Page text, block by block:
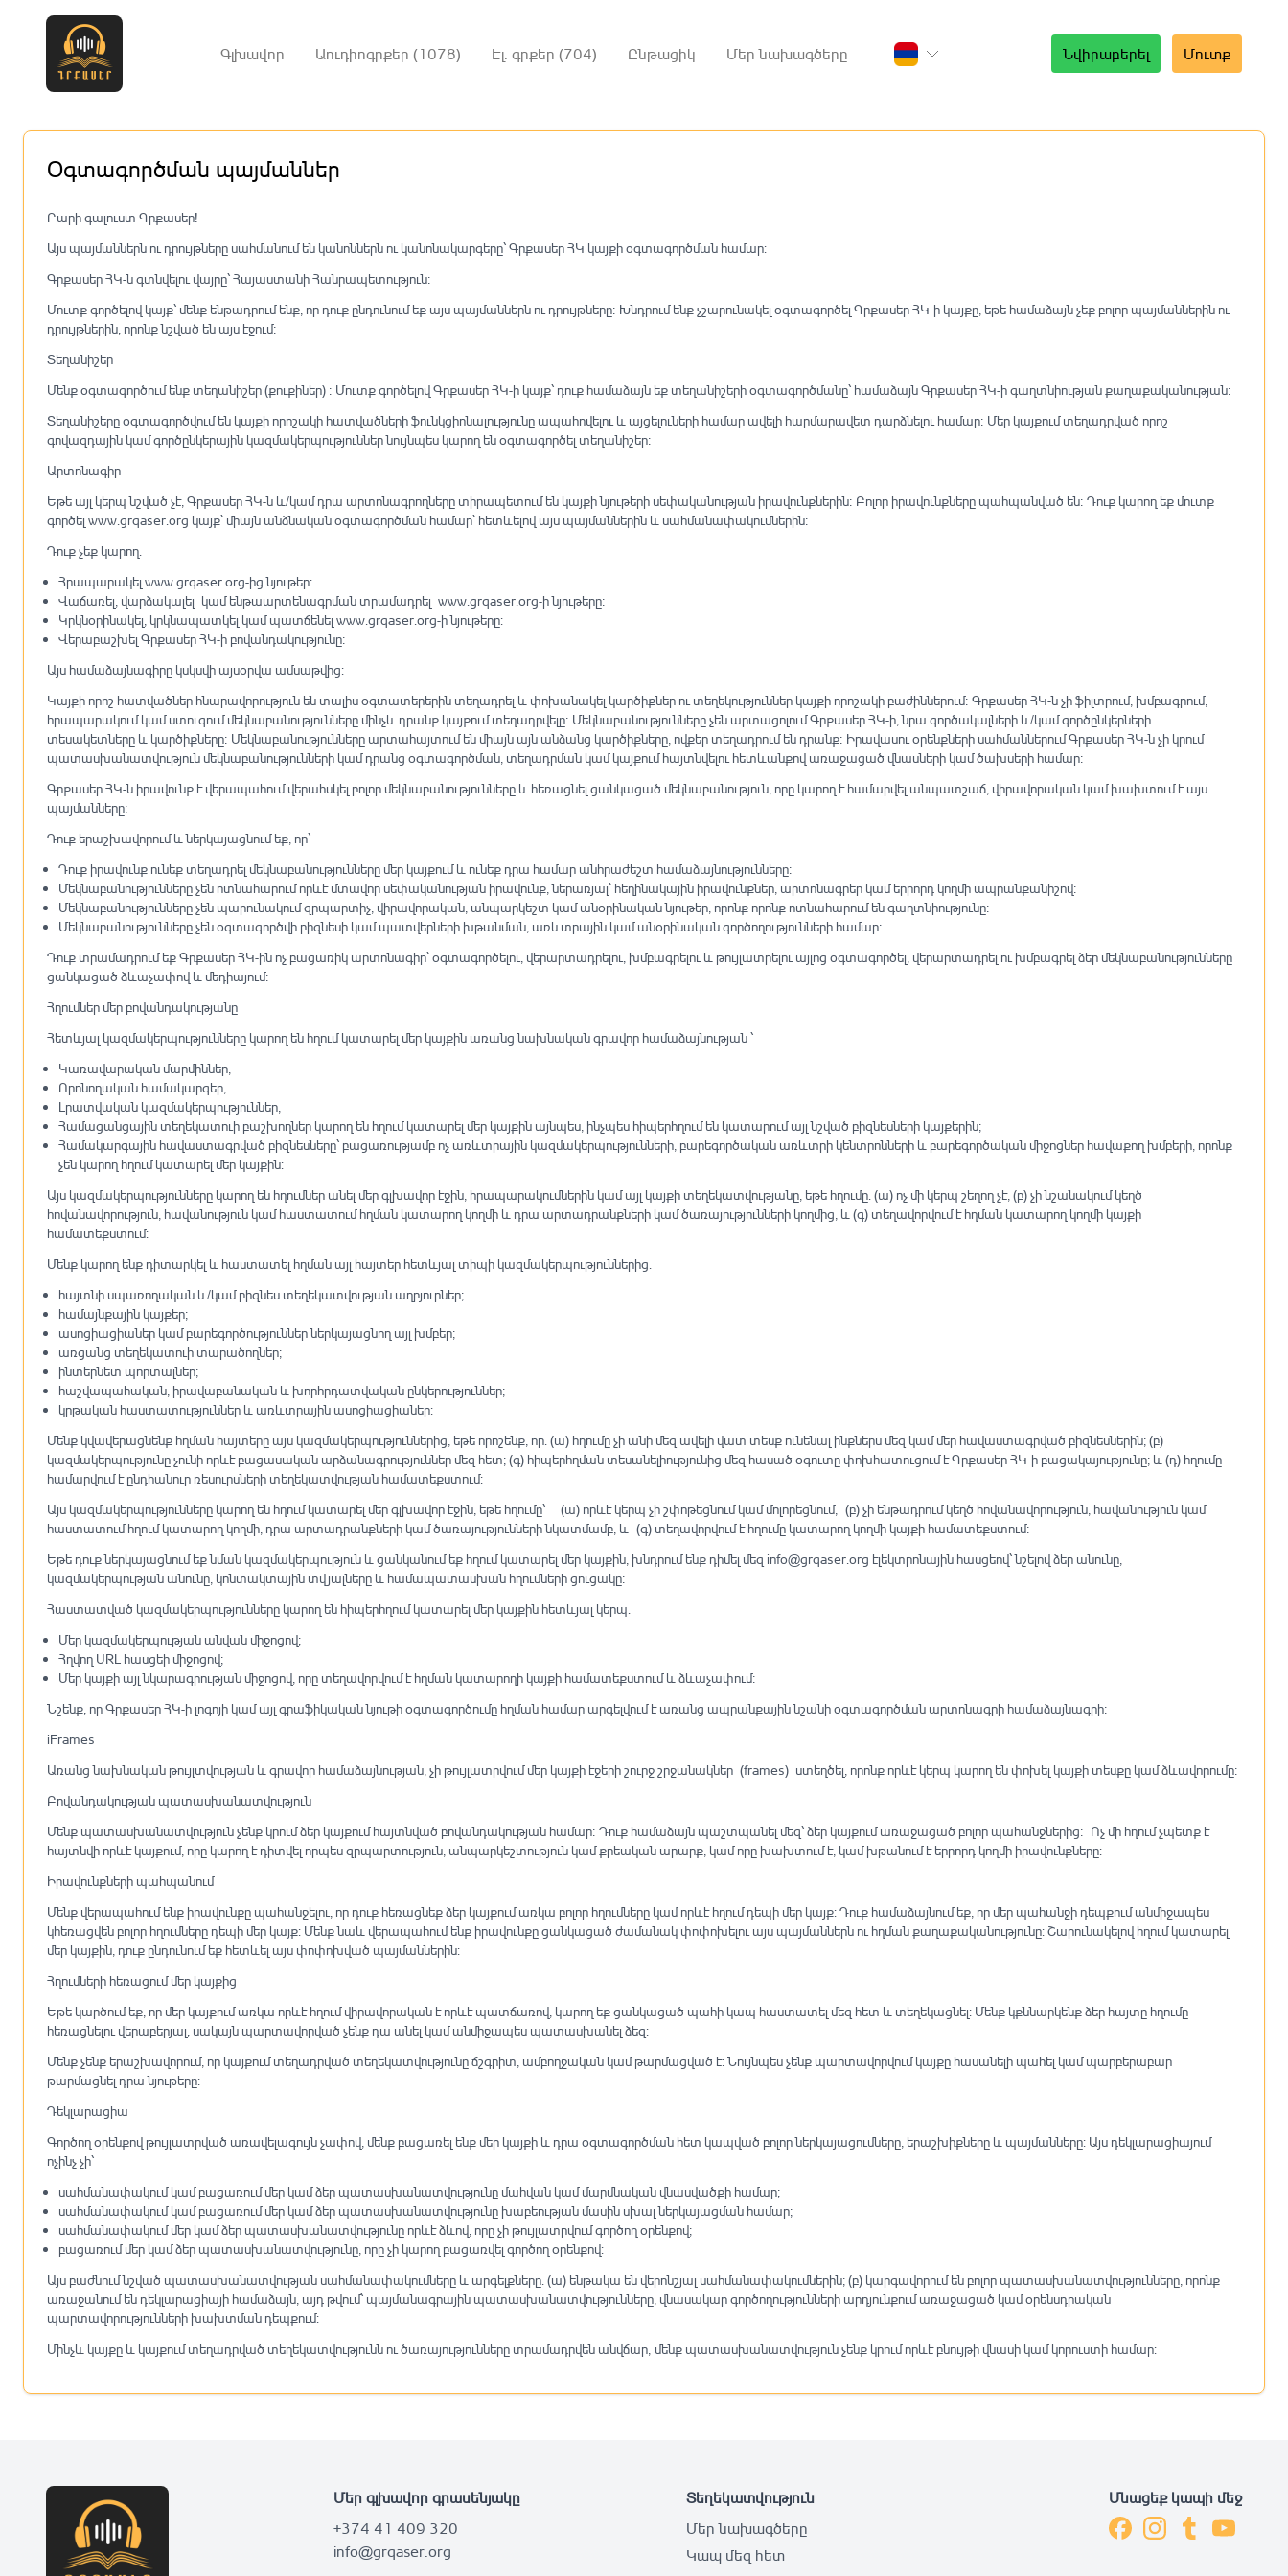
Նվիրաբերել Մուտք
Գլխավոր Աուդիոգրքեր (1078) Էլ. գրքեր (704) Ընթացիկ Մեր նախագծերը
Օգտագործման պայմաններ
Բարի գալուստ Գրքասեր!
Այս պայմաններն ու դրույթները սահմանում են կանոններն ու կանոնակարգերը՝ Գրքասեր ՀԿ կայքի օգտագործման համար:
Գրքասեր ՀԿ-ն գտնվելու վայրը՝ Հայաստանի Հանրապետություն։
Մուտք գործելով կայք՝ մենք ենթադրում ենք, որ դուք ընդունում եք այս պայմաններն ու դրույթները։ Խնդրում ենք չշարունակել օգտագործել Գրքասեր ՀԿ-ի կայքը, եթե համաձայն չեք բոլոր պայմաններին ու
դրույթներին, որոնք նշված են այս էջում։
Տեղանիշեր
Մենք օգտագործում ենք տեղանիշեր (քուքիներ) ։ Մուտք գործելով Գրքասեր ՀԿ-ի կայք՝ դուք համաձայն եք տեղանիշերի օգտագործմանը՝ համաձայն Գրքասեր ՀԿ-ի գաղտնիության քաղաքականության։
Տեղանիշերը օգտագործվում են կայքի որոշակի հատվածների ֆունկցիոնալությունը ապահովելու և այցելուների համար ավելի հարմարավետ դարձնելու համար։ Մեր կայքում տեղադրված որոշ
գովազդային կամ գործընկերային կազմակերպություններ նույնպես կարող են օգտագործել տեղանիշեր։
Արտոնագիր
Եթե այլ կերպ նշված չէ, Գրքասեր ՀԿ-ն և/կամ դրա արտոնագրողները տիրապետում են կայքի նյութերի սեփականության իրավունքներին։ Բոլոր իրավունքները պահպանված են։ Դուք կարող եք մուտք
գործել www.grqaser.org կայք՝ միայն անձնական օգտագործման համար՝ հետևելով այս պայմաններին և սահմանափակումներին։
Դուք չեք կարող.
Հրապարակել www.grqaser.org-ից նյութեր:
Վաճառել, վարձակալել կամ ենթաարտենագրման տրամադրել www.grqaser.org-ի նյութերը։
Կրկնօրինակել, կրկնապատկել կամ պատճենել www.grqaser.org-ի նյութերը:
Վերաբաշխել Գրքասեր ՀԿ-ի բովանդակությունը։
Այս համաձայնագիրը կսկսվի այսօրվա ամսաթվից:
Կայքի որոշ հատվածներ հնարավորություն են տալիս օգտատերերին տեղադրել և փոխանակել կարծիքներ ու տեղեկություններ կայքի որոշակի բաժիններում։ Գրքասեր ՀԿ-ն չի ֆիլտրում, խմբագրում,
հրապարակում կամ ստուգում մեկնաբանությունները մինչև դրանք կայքում տեղադրվելը։ Մեկնաբանությունները չեն արտացոլում Գրքասեր ՀԿ-ի, նրա գործակալների և/կամ գործընկերների
տեսակետները և կարծիքները։ Մեկնաբանությունները արտահայտում են միայն այն անձանց կարծիքները, ովքեր տեղադրում են դրանք։ Իրավասու օրենքների սահմաններում Գրքասեր ՀԿ-ն չի կրում
պատասխանատվություն մեկնաբանությունների կամ դրանց օգտագործման, տեղադրման կամ կայքում հայտնվելու հետևանքով առաջացած վնասների կամ ծախսերի համար։
Գրքասեր ՀԿ-ն իրավունք է վերապահում վերահսկել բոլոր մեկնաբանությունները և հեռացնել ցանկացած մեկնաբանություն, որը կարող է համարվել անպատշաճ, վիրավորական կամ խախտում է այս
պայմանները։
Դուք երաշխավորում և ներկայացնում եք, որ՝
Դուք իրավունք ունեք տեղադրել մեկնաբանությունները մեր կայքում և ունեք դրա համար անհրաժեշտ համաձայնությունները։
Մեկնաբանությունները չեն ոտնահարում որևէ մտավոր սեփականության իրավունք, ներառյալ՝ հեղինակային իրավունքներ, արտոնագրեր կամ երրորդ կողմի ապրանքանիշով։
Մեկնաբանությունները չեն պարունակում զրպարտիչ, վիրավորական, անպարկեշտ կամ անօրինական նյութեր, որոնք որոնք ոտնահարում են գաղտնիությունը։
Մեկնաբանությունները չեն օգտագործվի բիզնեսի կամ պատվերների խթանման, առևտրային կամ անօրինական գործողությունների համար։
Դուք տրամադրում եք Գրքասեր ՀԿ-ին ոչ բացառիկ արտոնագիր՝ օգտագործելու, վերարտադրելու, խմբագրելու և թույլատրելու այլոց օգտագործել, վերարտադրել ու խմբագրել ձեր մեկնաբանությունները
ցանկացած ձևաչափով և մեդիայում։
Հղումներ մեր բովանդակությանը
Հետևյալ կազմակերպությունները կարող են հղում կատարել մեր կայքին առանց նախնական գրավոր համաձայնության ՝
Կառավարական մարմիններ,
Որոնողական համակարգեր,
Լրատվական կազմակերպություններ,
Համացանցային տեղեկատուի բաշխողներ կարող են հղում կատարել մեր կայքին այնպես, ինչպես հիպերհղում են կատարում այլ նշված բիզնեսների կայքերին;
Համակարգային հավաստագրված բիզնեսները՝ բացառությամբ ոչ առևտրային կազմակերպությունների, բարեգործական առևտրի կենտրոնների և բարեգործական միջոցներ հավաքող խմբերի, որոնք
չեն կարող հղում կատարել մեր կայքին:
Այս կազմակերպությունները կարող են հղումներ անել մեր գլխավոր էջին, հրապարակումներին կամ այլ կայքի տեղեկատվությանը, եթե հղումը. (ա) ոչ մի կերպ շեղող չէ, (բ) չի նշանակում կեղծ
հովանավորություն, հավանություն կամ հաստատում հղման կատարող կողմի և դրա արտադրանքների կամ ծառայությունների կողմից, և (գ) տեղավորվում է հղման կատարող կողմի կայքի
համատեքստում:
Մենք կարող ենք դիտարկել և հաստատել հղման այլ հայտեր հետևյալ տիպի կազմակերպություններից․
հայտնի սպառողական և/կամ բիզնես տեղեկատվության աղբյուրներ;
համայնքային կայքեր;
ասոցիացիաներ կամ բարեգործություններ ներկայացնող այլ խմբեր;
առցանց տեղեկատուի տարածողներ;
ինտերնետ պորտալներ;
հաշվապահական, իրավաբանական և խորհրդատվական ընկերություններ;
կրթական հաստատություններ և առևտրային ասոցիացիաներ:
Մենք կվավերացնենք հղման հայտերը այս կազմակերպություններից, եթե որոշենք, որ. (ա) հղումը չի անի մեզ ավելի վատ տեսք ունենալ ինքներս մեզ կամ մեր հավաստագրված բիզնեսներին; (բ)
կազմակերպությունը չունի որևէ բացասական արձանագրություններ մեզ հետ; (գ) հիպերհղման տեսանելիությունից մեզ հասած օգուտը փոխհատուցում է Գրքասեր ՀԿ-ի բացակայությունը; և (դ) հղումը
համարվում է ընդհանուր ռեսուրսների տեղեկատվության համատեքստում:
Այս կազմակերպությունները կարող են հղում կատարել մեր գլխավոր էջին, եթե հղումը՝ (ա) որևէ կերպ չի շփոթեցնում կամ մոլորեցնում, (բ) չի ենթադրում կեղծ հովանավորություն, հավանություն կամ
հաստատում հղում կատարող կողմի, դրա արտադրանքների կամ ծառայությունների նկատմամբ, և (գ) տեղավորվում է հղումը կատարող կողմի կայքի համատեքստում։
Եթե դուք ներկայացնում եք նման կազմակերպություն և ցանկանում եք հղում կատարել մեր կայքին, խնդրում ենք դիմել մեզ info@grqaser.org էլեկտրոնային հասցեով՝ նշելով ձեր անունը,
կազմակերպության անունը, կոնտակտային տվյալները և համապատասխան հղումների ցուցակը։
Հաստատված կազմակերպությունները կարող են հիպերհղում կատարել մեր կայքին հետևյալ կերպ․
Մեր կազմակերպության անվան միջոցով;
Հղվող URL հասցեի միջոցով;
Մեր կայքի այլ նկարագրության միջոցով, որը տեղավորվում է հղման կատարողի կայքի համատեքստում և ձևաչափում։
Նշենք, որ Գրքասեր ՀԿ-ի լոգոյի կամ այլ գրաֆիկական նյութի օգտագործումը հղման համար արգելվում է առանց ապրանքային նշանի օգտագործման արտոնագրի համաձայնագրի։
iFrames
Առանց նախնական թույլտվության և գրավոր համաձայնության, չի թույլատրվում մեր կայքի էջերի շուրջ շրջանակներ (frames) ստեղծել, որոնք որևէ կերպ կարող են փոխել կայքի տեսքը կամ ձևավորումը։
Բովանդակության պատասխանատվություն
Մենք պատասխանատվություն չենք կրում ձեր կայքում հայտնված բովանդակության համար։ Դուք համաձայն պաշտպանել մեզ՝ ձեր կայքում առաջացած բոլոր պահանջներից։ Ոչ մի հղում չպետք է
հայտնվի որևէ կայքում, որը կարող է դիտվել որպես զրպարտություն, անպարկեշտություն կամ քրեական արարք, կամ որը խախտում է, կամ խթանում է երրորդ կողմի իրավունքները:
Իրավունքների պահպանում
Մենք վերապահում ենք իրավունքը պահանջելու, որ դուք հեռացնեք ձեր կայքում առկա բոլոր հղումները կամ որևէ հղում դեպի մեր կայք: Դուք համաձայնում եք, որ մեր պահանջի դեպքում անմիջապես
կհեռացվեն բոլոր հղումները դեպի մեր կայք: Մենք նաև վերապահում ենք իրավունքը ցանկացած ժամանակ փոփոխելու այս պայմաններն ու հղման քաղաքականությունը: Շարունակելով հղում կատարել
մեր կայքին, դուք ընդունում եք հետևել այս փոփոխված պայմաններին:
Հղումների հեռացում մեր կայքից
Եթե կարծում եք, որ մեր կայքում առկա որևէ հղում վիրավորական է որևէ պատճառով, կարող եք ցանկացած պահի կապ հաստատել մեզ հետ և տեղեկացնել: Մենք կքննարկենք ձեր հայտը հղումը
հեռացնելու վերաբերյալ, սակայն պարտավորված չենք դա անել կամ անմիջապես պատասխանել ձեզ:
Մենք չենք երաշխավորում, որ կայքում տեղադրված տեղեկատվությունը ճշգրիտ, ամբողջական կամ թարմացված է: Նույնպես չենք պարտավորվում կայքը հասանելի պահել կամ պարբերաբար
թարմացնել դրա նյութերը:
Դեկլարացիա
Գործող օրենքով թույլատրված առավելագույն չափով, մենք բացառել ենք մեր կայքի և դրա օգտագործման հետ կապված բոլոր ներկայացումները, երաշխիքները և պայմանները: Այս դեկլարացիայում
ոչինչ չի՝
սահմանափակում կամ բացառում մեր կամ ձեր պատասխանատվությունը մահվան կամ մարմնական վնասվածքի համար;
սահմանափակում կամ բացառում մեր կամ ձեր պատասխանատվությունը խաբեության մասին սխալ ներկայացման համար;
սահմանափակում մեր կամ ձեր պատասխանատվությունը որևէ ձևով, որը չի թույլատրվում գործող օրենքով;
բացառում մեր կամ ձեր պատասխանատվությունը, որը չի կարող բացառվել գործող օրենքով:
Այս բաժնում նշված պատասխանատվության սահմանափակումները և արգելքները. (ա) ենթակա են վերոնշյալ սահմանափակումներին; (բ) կարգավորում են բոլոր պատասխանատվությունները, որոնք
առաջանում են դեկլարացիայի համաձայն, այդ թվում՝ պայմանագրային պատասխանատվությունները, վնասակար գործողությունների արդյունքում առաջացած կամ օրենսդրական
պարտավորությունների խախտման դեպքում:
Մինչև կայքը և կայքում տեղադրված տեղեկատվությունն ու ծառայությունները տրամադրվեն անվճար, մենք պատասխանատվություն չենք կրում որևէ բնույթի վնասի կամ կորուստի համար:
Մեր գլխավոր գրասենյակը
+374 41 409 320
info@grqaser.org
Տեղեկատվություն
Մեր նախագծերը
Կապ մեզ հետ
Մնացեք կապի մեջ